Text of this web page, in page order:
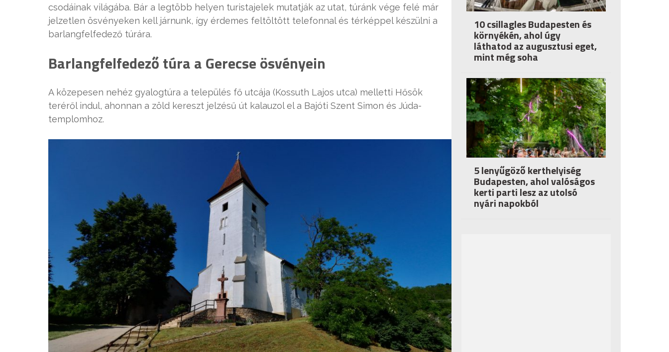
csodáinak világába. Bár a legtöbb helyen turistajelek mutatják az utat, túránk vége felé már
jelzetlen ösvényeken kell járnunk, így érdemes feltöltött telefonnal és térképpel készülni a
barlangfelfedező túrára.
Barlangfelfedező túra a Gerecse ösvényein
A közepesen nehéz gyalogtúra a település fő utcája (Kossuth Lajos utca) melletti Hősök
teréről indul, ahonnan a zöld kereszt jelzésű út kalauzol el a Bajóti Szent Simon és Júda-
templomhoz.
10 csillagles Budapesten és
környékén, ahol úgy
láthatod az augusztusi eget,
mint még soha
5 lenyűgöző kerthelyiség
Budapesten, ahol valóságos
kerti parti lesz az utolsó
nyári napokból